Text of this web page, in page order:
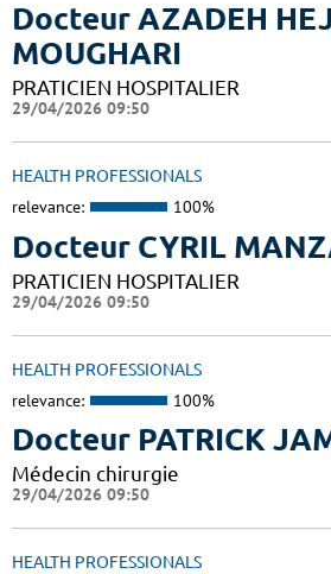
Docteur AZADEH
MOUGHARI
PRATICIEN HOSPITALIER
29/04/2026 09:50
HEALTH PROFESSIONALS
relevance: 100%
Docteur CYRIL
PRATICIEN HOSPITALIER
29/04/2026 09:50
HEALTH PROFESSIONALS
relevance: 100%
Docteur PATRICK
Médecin chirurgie
29/04/2026 09:50
HEALTH PROFESSIONALS